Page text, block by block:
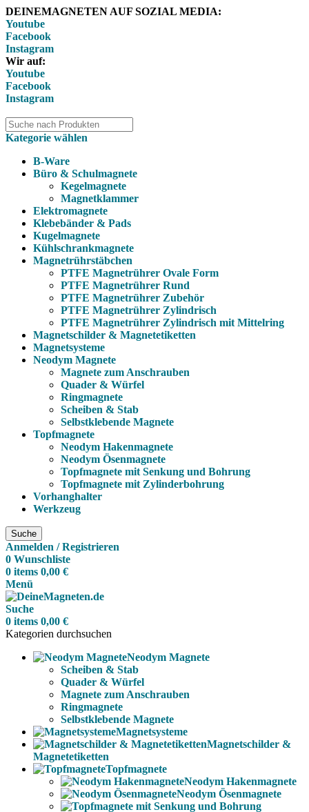
DEINEMAGNETEN AUF SOZIAL MEDIA:
Youtube
Facebook
Instagram
Wir auf:
Youtube
Facebook
Instagram
Kategorie wählen
B-Ware
Büro & Schulmagnete
Kegelmagnete
Magnetklammer
Elektromagnete
Klebebänder & Pads
Kugelmagnete
Kühlschrankmagnete
Magnetrührstäbchen
PTFE Magnetrührer Ovale Form
PTFE Magnetrührer Rund
PTFE Magnetrührer Zubehör
PTFE Magnetrührer Zylindrisch
PTFE Magnetrührer Zylindrisch mit Mittelring
Magnetschilder & Magnetetiketten
Magnetsysteme
Neodym Magnete
Magnete zum Anschrauben
Quader & Würfel
Ringmagnete
Scheiben & Stab
Selbstklebende Magnete
Topfmagnete
Neodym Hakenmagnete
Neodym Ösenmagnete
Topfmagnete mit Senkung und Bohrung
Topfmagnete mit Zylinderbohrung
Vorhanghalter
Werkzeug
Suche
Anmelden / Registrieren
0 Wunschliste
0 items 0,00 €
Menü
Suche
0 items 0,00 €
Kategorien durchsuchen
Neodym Magnete
Scheiben & Stab
Quader & Würfel
Magnete zum Anschrauben
Ringmagnete
Selbstklebende Magnete
Magnetsysteme
Magnetschilder &
Magnetetiketten
Topfmagnete
Neodym Hakenmagnete
Neodym Ösenmagnete